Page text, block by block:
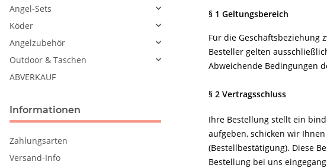
§ 1 Geltungsbereich
Für die Geschäftsbeziehung
Besteller gelten
Abweichende Bedingungen
§ 2 Vertragsschluss
Ihre Bestellung stellt ein
aufgeben, schicken wir
(Bestellbestätigung). Diese
Bestellung bei uns
Angel-Sets
Köder
Angelzubehör
Outdoor & Taschen
ABVERKAUF
Informationen
Zahlungsarten
Versand-Info